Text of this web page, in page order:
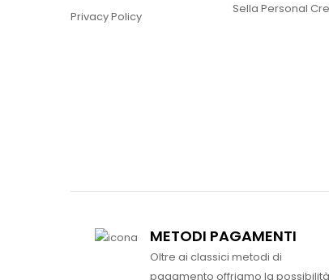
Privacy Policy
Sella Personal
METODI PAGAMENTI
Oltre ai classici metodi di
pagamento offriamo la